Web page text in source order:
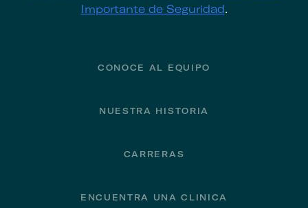
Importante de Seguridad.
FooterCONOCE AL EQUIPO
NUESTRA HISTORIA
CARRERAS
ENCUENTRA UNA CLINICA